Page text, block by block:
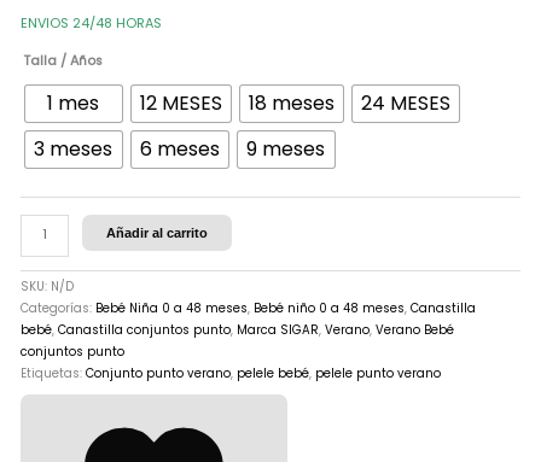
ENVIOS 24/48 HORAS
Talla / Años
1 mes 12 MESES 18 meses
24 MESES
3 meses
6 meses 9 meses
Añadir al carrito
SKU: N/D
Categorías: Bebé Niña 0 a 48 meses, Bebé niño 0 a 48 meses, Canastilla
bebé, Canastilla conjuntos punto, Marca SIGAR, Verano, Verano Bebé
conjuntos punto
Etiquetas: Conjunto punto verano, pelele bebé, pelele punto verano